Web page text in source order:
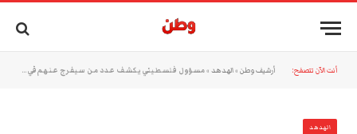
أنت الآن تتصفح: أرشيف وطن »الهدهد »مسؤول فلسطيني يكشف عدد من سيفرج عنهم في صفقة تبادل الأسرى (فيديو)
الهدهد